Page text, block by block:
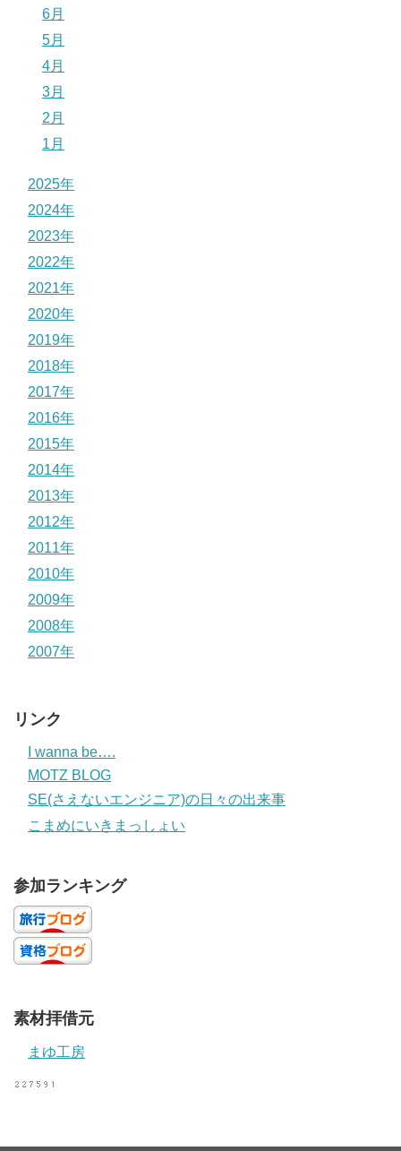
6月
5月
4月
3月
2月
1月
2025年
2024年
2023年
2022年
2021年
2020年
2019年
2018年
2017年
2016年
2015年
2014年
2013年
2012年
2011年
2010年
2009年
2008年
2007年
リンク
I wanna be….
MOTZ BLOG
SE(さえないエンジニア)の日々の出来事
こまめにいきまっしょい
参加ランキング
素材拝借元
まゆ工房